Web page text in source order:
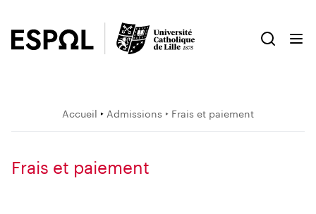
Accueil ‣ Admissions ‣ Frais et paiement
Frais et paiement